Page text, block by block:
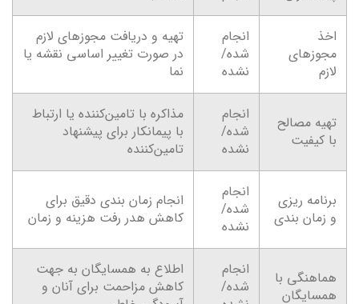
اخذ
مجوزهای
لازم
انجام
شده/
نشده
تهیه و دریافت مجوزهای لازم
در صورت تغییر اساسی نقشه یا
نما
تهیه مصالح
با کیفیت
انجام
شده/
نشده
مذاکره با تامین‌کننده یا ارتباط
با پیمانکار برای پیشنهاد
تامین‌کننده
برنامه ریزی
و زمان بندی
انجام
شده/
نشده
انجام زمان بندی دقیق برای
کاهش هدر رفت هزینه و زمان
هماهنگی با
همسایگان
انجام
شده/
اطلاع به همسایگان به جهت
کاهش مزاحمت برای آنان و